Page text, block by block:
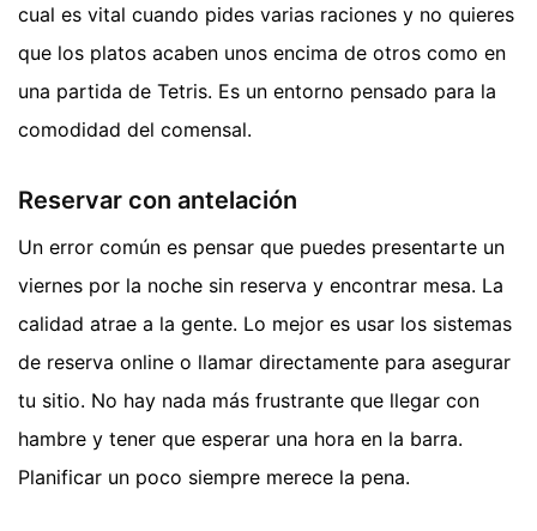
cual es vital cuando pides varias raciones y no quieres
que los platos acaben unos encima de otros como en
una partida de Tetris. Es un entorno pensado para la
comodidad del comensal.
Reservar con antelación
Un error común es pensar que puedes presentarte un
viernes por la noche sin reserva y encontrar mesa. La
calidad atrae a la gente. Lo mejor es usar los sistemas
de reserva online o llamar directamente para asegurar
tu sitio. No hay nada más frustrante que llegar con
hambre y tener que esperar una hora en la barra.
Planificar un poco siempre merece la pena.